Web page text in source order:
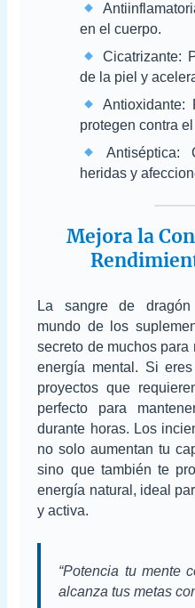
en el cuerpo.
Cicatrizante:
de la piel y
Antioxidante:
protegen contra
Antiséptica:
heridas y
Mejora la
La sangre de
mundo de los
secreto de muchos
energía mental. Si
proyectos que
perfecto para
durante horas. Los
no solo aumentan tu
sino que también te
energía natural, ideal
y activa.
“Potencia tu mente
alcanza tus metas